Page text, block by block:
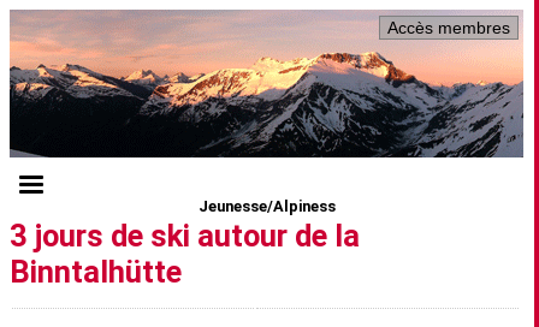
Accès membres
Jeunesse/Alpiness
3 jours de ski autour de la
Binntalhütte